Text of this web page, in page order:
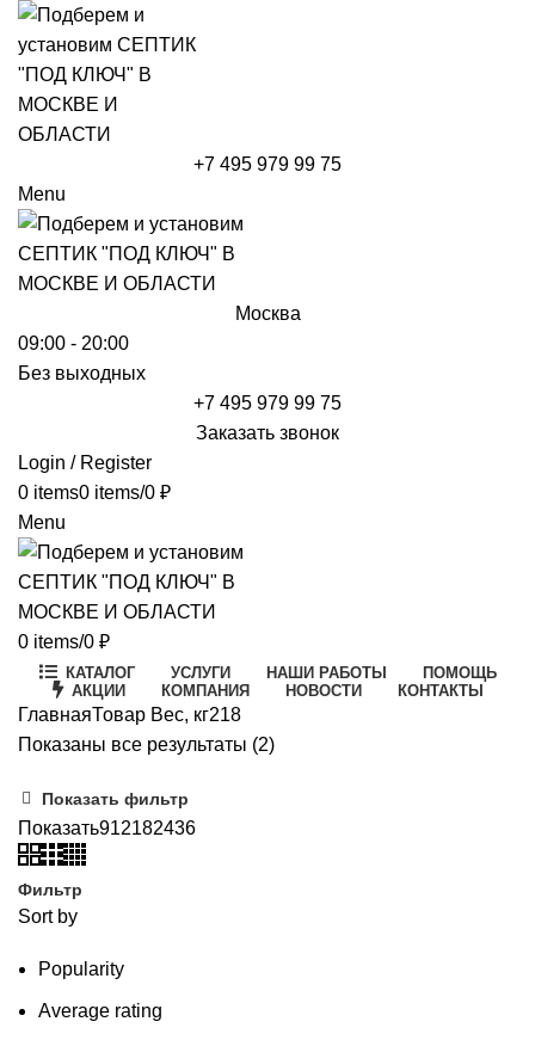
+7 495 979 99 75
Menu
Москва
09:00 - 20:00
Без выходных
+7 495 979 99 75
Заказать звонок
Login / Register
0 items0 items/0 ₽
Menu
0 items/0 ₽
КАТАЛОГ УСЛУГИ НАШИ РАБОТЫ
ПОМОЩЬ
АКЦИИ
КОМПАНИЯ НОВОСТИ КОНТАКТЫ
ГлавнаяТовар Вес, кг218
Показаны все результаты (2)Цены:
Показать фильтр
Показать912182436
Фильтр
Sort by
Popularity
Average rating